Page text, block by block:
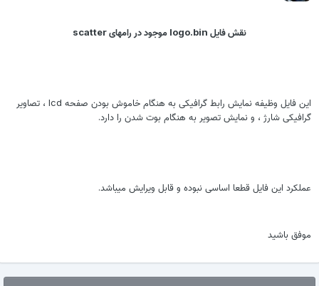
نقش فایل logo.bin موجود در رامهای scatter
این فایل وظیفه نمایش رابط گرافیکی به هنگام خاموش بودن صفحه lcd ، تصاویر
شارژ ، و نمایش تصویر به هنگام بوت شدن را دارد.
این فایل قطعا اساسی نبوده و قابل ویرایش میباشد.
باشید